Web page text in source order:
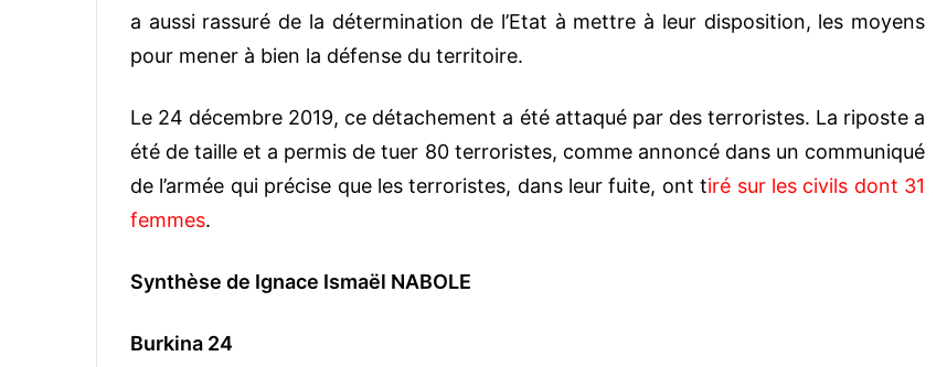
a aussi rassuré de la détermination de l’Etat à mettre à leur disposition, les moyens
pour mener à bien la défense du territoire.
Le 24 décembre 2019, ce détachement a été attaqué par des terroristes. La riposte a
été de taille et a permis de tuer 80 terroristes, comme annoncé dans un communiqué
de l’armée qui précise que les terroristes, dans leur fuite, ont tiré sur les civils dont 31
femmes.
Synthèse de Ignace Ismaël NABOLE
Burkina 24